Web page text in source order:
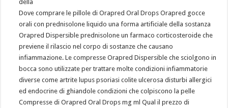
della
Dove comprare le pillole di Orapred Oral Drops Orapred gocce
orali con prednisolone liquido una forma artificiale della sostanza
Orapred Dispersible prednisolone un farmaco corticosteroide che
previene il rilascio nel corpo di sostanze che causano
infiammazione. Le compresse Orapred Dispersible che sciolgono in
bocca sono utilizzate per trattare molte condizioni infiammatorie
diverse come artrite lupus psoriasi colite ulcerosa disturbi allergici
ed endocrine di ghiandole condizioni che colpiscono la pelle
Compresse di Orapred Oral Drops mg ml Qual il prezzo di